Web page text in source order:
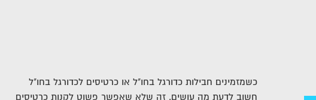
כשמזמינים חבילות כדורגל בחו"ל או כרטיסים לכדורגל בחו"ל
חשוב לדעת מה עושים. זה שלא שאפשר פשוט לקנות כרטיסים